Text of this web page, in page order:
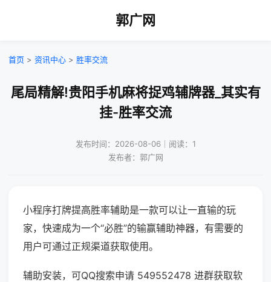
郭广网
首页 > 资讯中心 > 胜率交流
尾局精解!贵阳手机麻将捉鸡辅牌器_其实有
挂-胜率交流
发布时间：2026-08-06｜阅读：1
发布者：郭广网
小程序打牌提高胜率辅助是一款可以让一直输的玩
家，快速成为一个“必胜”的输赢辅助神器，有需要的
用户可通过正规渠道获取使用。
辅助安装，可QQ搜索申请 549552478 进群获取软